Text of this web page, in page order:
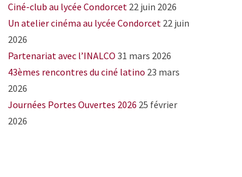
Ciné-club au lycée Condorcet 22 juin 2026
Un atelier cinéma au lycée Condorcet 22 juin
2026
Partenariat avec l’INALCO 31 mars 2026
43èmes rencontres du ciné latino 23 mars
2026
Journées Portes Ouvertes 2026 25 février
2026